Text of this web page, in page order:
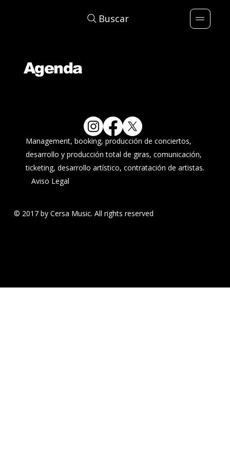
Buscar
Agenda
Management, booking, producción de conciertos,
desarrollo y producción total de giras, comunicación,
ticketing, desarrollo artístico, contratación de artistas.
Aviso Legal
© 2017 by Cersa Music. All rights reserved